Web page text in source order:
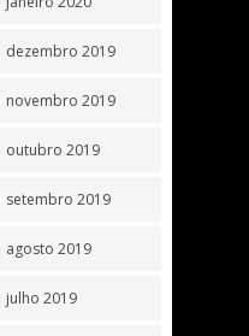
dezembro 2019
novembro 2019
outubro 2019
setembro 2019
agosto 2019
julho 2019